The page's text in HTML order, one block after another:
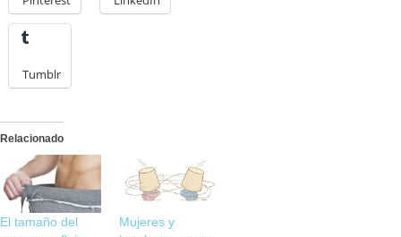
Tumblr
Relacionado
El tamaño del
Mujeres y